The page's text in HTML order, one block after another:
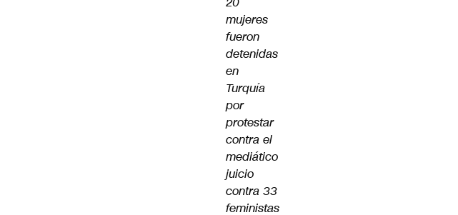
mujeres
fueron
detenidas
en
Turquía
por
protestar
contra el
mediático
juicio
contra 33
feministas